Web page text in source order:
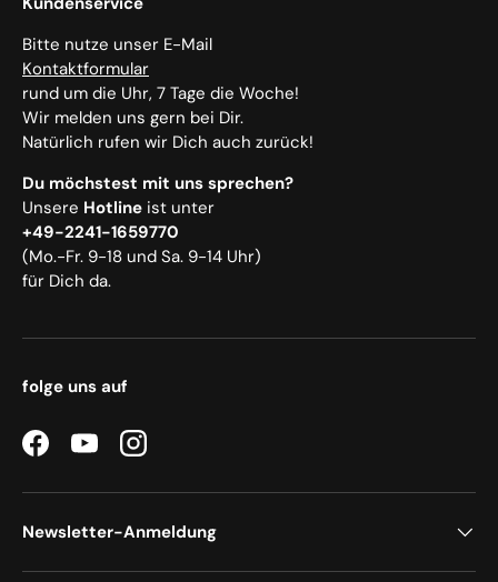
Bitte nutze unser E-Mail
Kontaktformular
rund um die Uhr, 7 Tage die Woche!
Wir melden uns gern bei Dir.
Natürlich rufen wir Dich auch zurück!
Du möchstest mit uns sprechen?
Unsere Hotline ist unter
+49-2241-1659770
(Mo.-Fr. 9-18 und Sa. 9-14 Uhr)
für Dich da.
folge uns auf
FacebookYouTubeInstagram
Newsletter-Anmeldung